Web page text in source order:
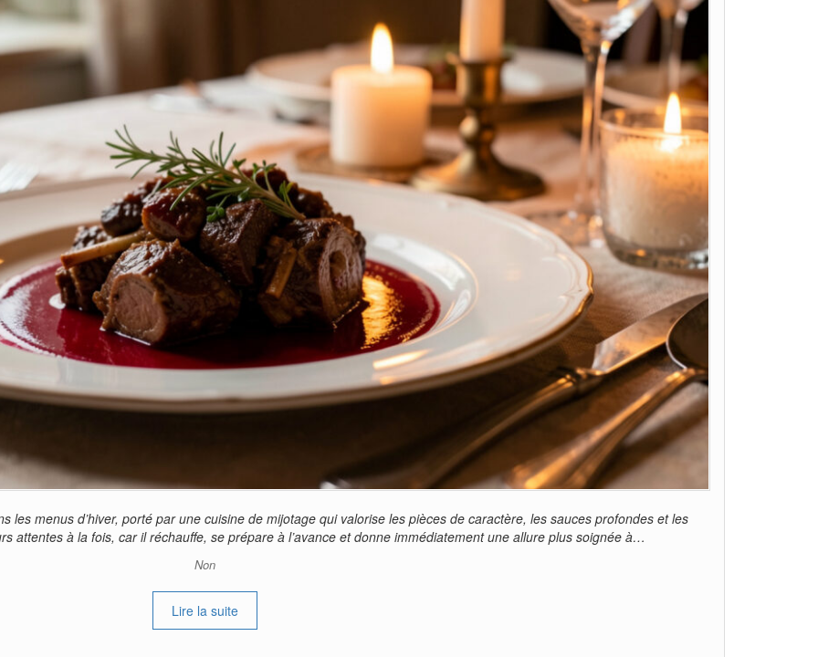
les menus d’hiver, porté par une cuisine de mijotage qui valorise les pièces de caractère, les sauces profondes et les
attentes à la fois, car il réchauffe, se prépare à l’avance et donne immédiatement une allure plus soignée à…
Non
Lire la suite